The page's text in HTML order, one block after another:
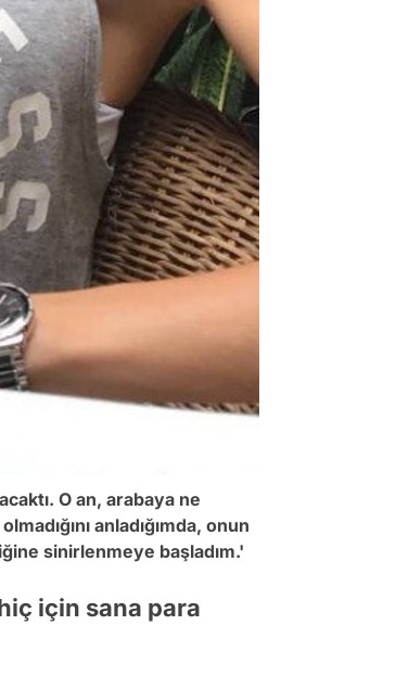
O an, arabaya ne
anladığımda, onun
sinirlenmeye başladım.'
için sana para